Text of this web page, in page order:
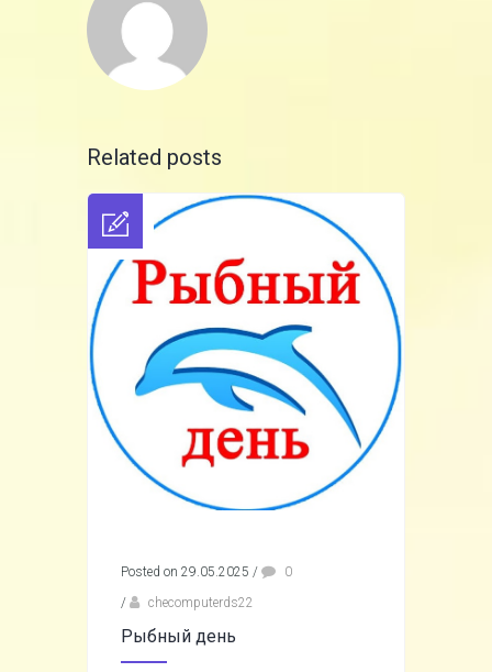
Related posts
Posted on 29.05.2025 /
0
/
checomputerds22
Рыбный день